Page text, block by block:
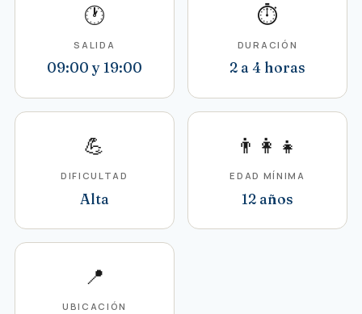
🕐
SALIDA
09:00 y 19:00
⏱️
DURACIÓN
2 a 4 horas
💪
DIFICULTAD
Alta
👨‍👩‍👧
EDAD MÍNIMA
12 años
📍
UBICACIÓN